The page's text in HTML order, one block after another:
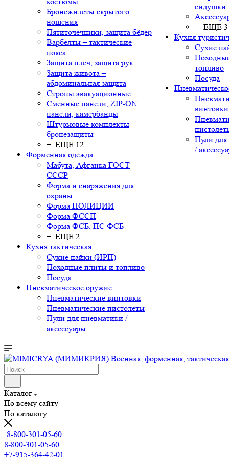
Бронежилеты скрытого
ношения
Пятиточечники, защита бёдер
Варбелты – тактические
пояса
Защита плеч, защита рук
Защита живота –
абдоминальная защита
Стропы эвакуационные
Сменные панели, ZIP-ON
панели, камербанды
Штурмовые комплекты
бронезащиты
+ ЕЩЕ 12
Форменная одежда
Мабута, Афганка ГОСТ
СССР
Форма и снаряжения для
охраны
Форма ПОЛИЦИИ
Форма ФССП
Форма ФСБ, ПС ФСБ
+ ЕЩЕ 2
Кухня тактическая
Сухие пайки (ИРП)
Походные плиты и топливо
Посуда
Пневматическое оружие
Пневматические винтовки
Пневматические пистолеты
Пули для пневматики /
аксессуары
сидушки
+ ЕЩЕ 3
Кухня
Сухие
топливо
Посуда
винтовки
Пули для
/
Каталог
По всему сайту
По каталогу
8-800-301-05-60
8-800-301-05-60
+7-915-364-42-01